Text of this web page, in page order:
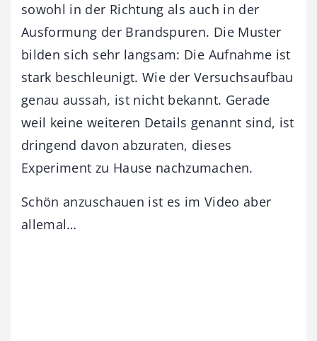
sowohl in der Richtung als auch in der
Ausformung der Brandspuren. Die Muster
bilden sich sehr langsam: Die Aufnahme ist
stark beschleunigt. Wie der Versuchsaufbau
genau aussah, ist nicht bekannt. Gerade
weil keine weiteren Details genannt sind, ist
dringend davon abzuraten, dieses
Experiment zu Hause nachzumachen.
Schön anzuschauen ist es im Video aber
allemal…